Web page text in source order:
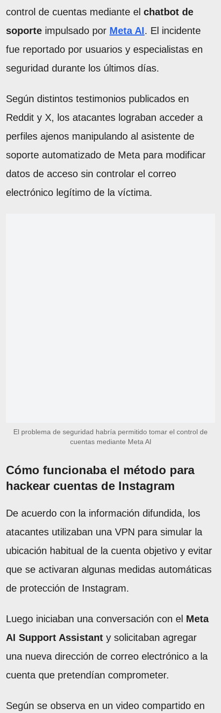
control de cuentas mediante el chatbot de
soporte impulsado por Meta AI. El incidente
fue reportado por usuarios y especialistas en
seguridad durante los últimos días.
Según distintos testimonios publicados en
Reddit y X, los atacantes lograban acceder a
perfiles ajenos manipulando al asistente de
soporte automatizado de Meta para modificar
datos de acceso sin controlar el correo
electrónico legítimo de la víctima.
El problema de seguridad habría permitido tomar el control de
cuentas mediante Meta AI
Cómo funcionaba el método para
hackear cuentas de Instagram
De acuerdo con la información difundida, los
atacantes utilizaban una VPN para simular la
ubicación habitual de la cuenta objetivo y evitar
que se activaran algunas medidas automáticas
de protección de Instagram.
Luego iniciaban una conversación con el Meta
AI Support Assistant y solicitaban agregar
una nueva dirección de correo electrónico a la
cuenta que pretendían comprometer.
Según se observa en un video compartido en